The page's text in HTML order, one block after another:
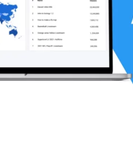
Privacidad y Seguridad
Aprendizaje en Línea